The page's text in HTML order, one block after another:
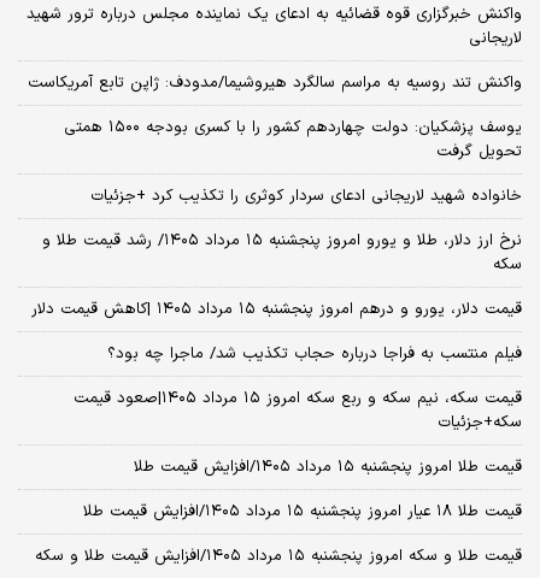
واکنش خبرگزاری قوه قضائیه به ادعای یک نماینده مجلس درباره ترور شهید
لاریجانی
واکنش تند روسیه به مراسم سالگرد هیروشیما/مدودف: ژاپن تابع آمریکاست
یوسف پزشکیان: دولت چهاردهم کشور را با کسری بودجه ۱۵۰۰ همتی
تحویل گرفت
خانواده شهید لاریجانی ادعای سردار کوثری را تکذیب کرد +جزئیات
نرخ ارز دلار، طلا و یورو امروز پنجشنبه ۱۵ مرداد ۱۴۰۵/ رشد قیمت طلا و
سکه
قیمت دلار، یورو و درهم امروز پنجشنبه ۱۵ مرداد ۱۴۰۵ |کاهش قیمت دلار
فیلم منتسب به فراجا درباره حجاب تکذیب شد/ ماجرا چه بود؟
قیمت سکه، نیم سکه و ربع سکه امروز ۱۵ مرداد ۱۴۰۵|صعود قیمت
سکه+جزئیات
قیمت طلا امروز پنجشنبه ۱۵ مرداد ۱۴۰۵/افزایش قیمت طلا
قیمت طلا ۱۸ عیار امروز پنجشنبه ۱۵ مرداد ۱۴۰۵/افزایش قیمت طلا
قیمت طلا و سکه امروز پنجشنبه ۱۵ مرداد ۱۴۰۵/افزایش قیمت طلا و سکه